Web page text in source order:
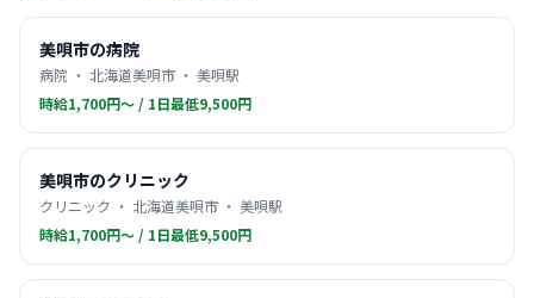
美唄市の病院
病院 ・ 北海道美唄市 ・ 美唄駅
時給1,700円〜 / 1日最低9,500円
美唄市のクリニック
クリニック ・ 北海道美唄市 ・ 美唄駅
時給1,700円〜 / 1日最低9,500円